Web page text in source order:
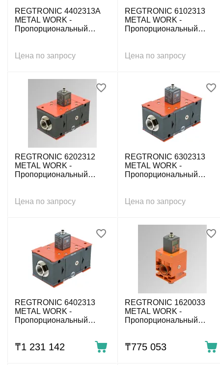
REGTRONIC 4402313A
METAL WORK -
Пропорциональный
дисплея
Цена по запросу
REGTRONIC 6102313
METAL WORK -
Пропорциональный
дисплея
Цена по запросу
REGTRONIC 6202312
METAL WORK -
Пропорциональный
дисплей
Цена по запросу
REGTRONIC 6302313
METAL WORK -
Пропорциональный
без дисплея
Цена по запросу
REGTRONIC 6402313
METAL WORK -
Пропорциональный
дисплея
₸1 231 142
REGTRONIC 1620033
METAL WORK -
Пропорциональный
дисплей
₸775 053